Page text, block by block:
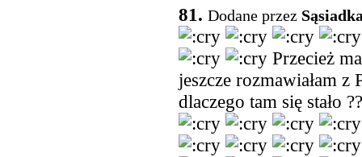
81. Dodane przez
Przecież
jeszcze rozmawiałam z
dlaczego tam się stało